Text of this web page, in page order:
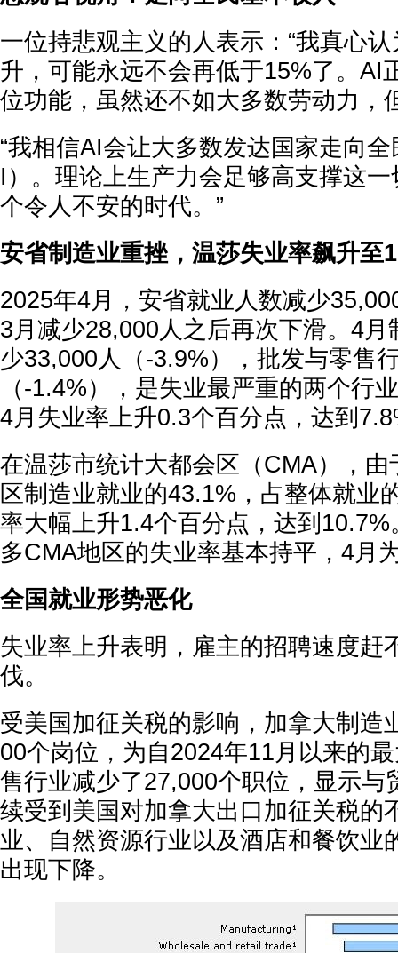
一位持悲观主义的人表示：“我真心
升，可能永远不会再低于15%了。AI
位功能，虽然还不如大多数劳动力，
“我相信AI会让大多数发达国家走向
I）。理论上生产力会足够高支撑这
个令人不安的时代。”
安省制造业重挫，温莎失业率飙升至
2025年4月，安省就业人数减少
3月减少28,000人之后再次下滑。4月
少33,000人（-3.9%），批发与零售
（-1.4%），是失业最严重的两个行
4月失业率上升0.3个百分点，达到
在温莎市统计大都会区（CMA），
区制造业就业的43.1%，占整体就业
率大幅上升1.4个百分点，达到
多CMA地区的失业率基本持平，4月
全国就业形势恶化
失业率上升表明，雇主的招聘速度赶
伐。
受美国加征关税的影响，加拿大制造
00个岗位，为自2024年11月以来的
售行业减少了27,000个职位，显示与
续受到美国对加拿大出口加征关税的
业、自然资源行业以及酒店和餐饮业
出现下降。